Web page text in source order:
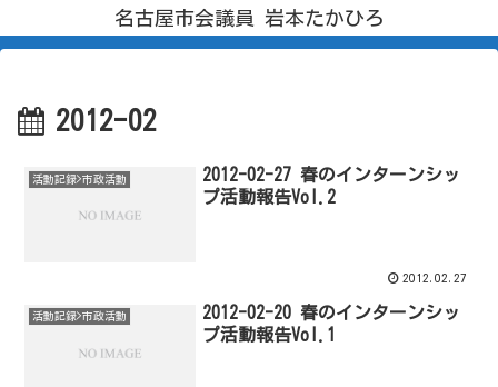
名古屋市会議員 岩本たかひろ
2012-02
活動記録>市政活動
2012-02-27 春のインターンシッ
プ活動報告Vol.2
2012.02.27
活動記録>市政活動
2012-02-20 春のインターンシッ
プ活動報告Vol.1